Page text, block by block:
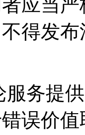
应当
得发
服务提
误价